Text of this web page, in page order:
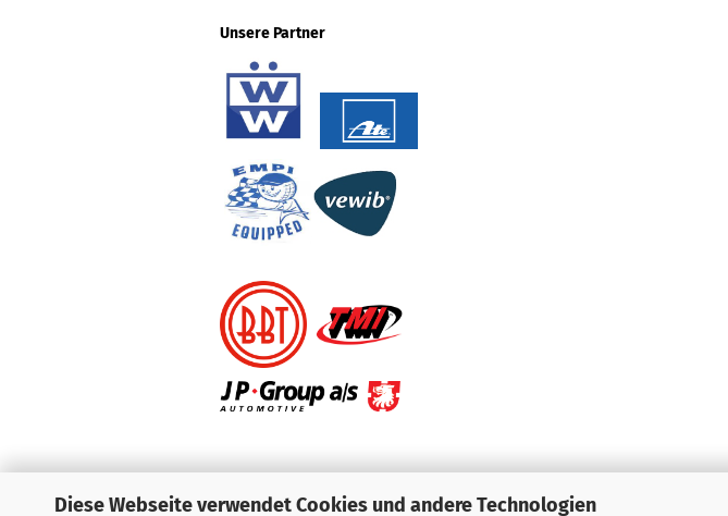
Diese Webseite verwendet Cookies und andere Technologien
Unsere Partner